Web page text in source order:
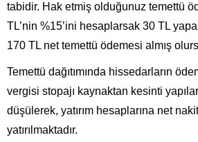
tabidir. Hak etmiş olduğunuz temettü
TL’nin %15’ini hesaplarsak 30 TL
170 TL net temettü ödemesi almış
Temettü dağıtımında hissedarların
vergisi stopajı kaynaktan kesinti
düşülerek, yatırım hesaplarına net
yatırılmaktadır.